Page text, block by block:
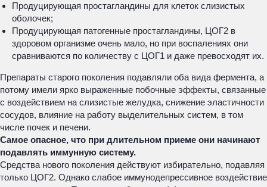
Продуцирующая простагландины для клеток слизистых
оболочек;
Продуцирующая патогенные простагландины, ЦОГ2 в
здоровом организме очень мало, но при воспалениях они
сравниваются по количеству с ЦОГ1 и даже превосходят их.
Препараты старого поколения подавляли оба вида фермента, а
потому имели ярко выраженные побочные эффекты, связанные
с воздействием на слизистые желудка, снижение эластичности
сосудов, влияние на работу выделительных систем, в том
числе почек и печени.
Самое опасное, что при длительном приеме они начинают
подавлять иммунную систему.
Средства нового поколения действуют избирательно, подавляя
только ЦОГ2. Однако слабое иммунодепрессивное воздействие